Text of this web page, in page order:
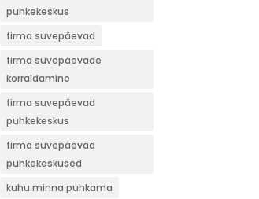
puhkekeskus
firma suvepäevad
firma suvepäevade
korraldamine
firma suvepäevad
puhkekeskus
firma suvepäevad
puhkekeskused
kuhu minna puhkama